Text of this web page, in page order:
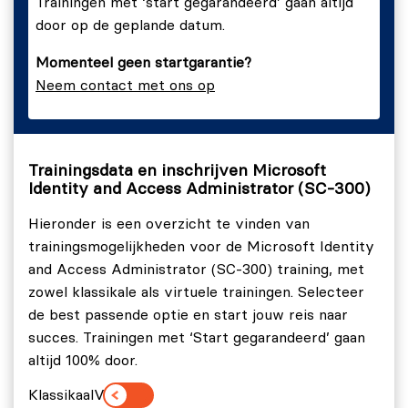
identiteitsoplossing te beheren.
Microsoft Entra-gebruikers beveiligen met
Gebruikersverificatie beheren.
Voorwaardelijke toegang plannen, implementeren en
beheren.
Microsoft Entra Identity Protection beheren.
Toegangsbeheer implementeren voor Azure-
resources.
Microsoft Entra Global Secure Access
implementeren en configureren.
SC-300 | Leertraject 3: Toegangsbeheer voor apps
implementeren
door op de geplande datum.
Momenteel geen startgarantie?
Neem contact met ons op
Trainingsdata en inschrijven Microsoft
Identity and Access Administrator (SC-300)
Hieronder is een overzicht te vinden van
trainingsmogelijkheden voor de Microsoft Identity
and Access Administrator (SC-300) training, met
zowel klassikale als virtuele trainingen. Selecteer
de best passende optie en start jouw reis naar
succes. Trainingen met ‘Start gegarandeerd’ gaan
altijd 100% door.
Klassikaal Virtueel